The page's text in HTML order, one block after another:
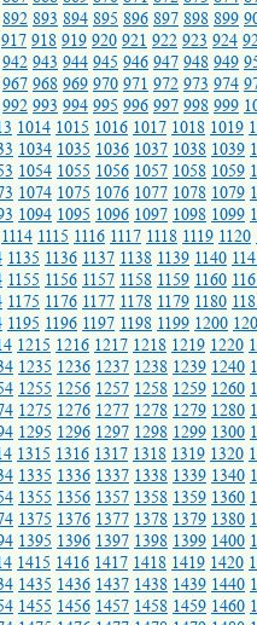
892 893 894 895 896 897 898 899
917 918 919 920 921 922 923 924
942 943 944 945 946 947 948 949
967 968 969 970 971 972 973 974
992 993 994 995 996 997 998 999
1014 1015 1016 1017 1018 1019
1034 1035 1036 1037 1038 1039
1054 1055 1056 1057 1058 1059
1074 1075 1076 1077 1078 1079
1094 1095 1096 1097 1098 1099
1114 1115 1116 1117 1118 1119 1120
1135 1136 1137 1138 1139 1140
1155 1156 1157 1158 1159 1160
1175 1176 1177 1178 1179 1180
1195 1196 1197 1198 1199 1200
1215 1216 1217 1218 1219 1220
1235 1236 1237 1238 1239 1240
1255 1256 1257 1258 1259 1260
1275 1276 1277 1278 1279 1280
1295 1296 1297 1298 1299 1300
1315 1316 1317 1318 1319 1320
1335 1336 1337 1338 1339 1340
1355 1356 1357 1358 1359 1360
1375 1376 1377 1378 1379 1380
1395 1396 1397 1398 1399 1400
1415 1416 1417 1418 1419 1420
1435 1436 1437 1438 1439 1440
1455 1456 1457 1458 1459 1460